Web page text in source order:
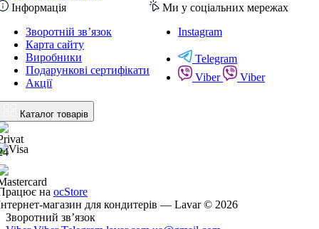
Інформація
Зворотній зв’язок
Карта сайту
Виробники
Подарункові сертифікати
Акції
Каталог товарів
Ми у соціальних мережах
Instagram
Telegram
Viber
Viber
на ocStore
магазин для кондитерів — Lavar © 2026
Зворотний зв’язок